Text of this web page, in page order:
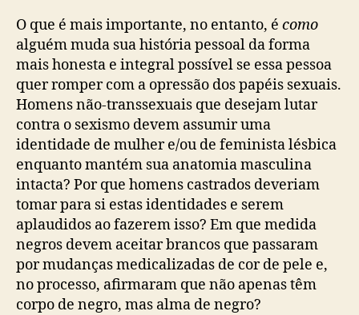
O que é mais importante, no entanto, é como
alguém muda sua história pessoal da forma
mais honesta e integral possível se essa pessoa
quer romper com a opressão dos papéis sexuais.
Homens não-transsexuais que desejam lutar
contra o sexismo devem assumir uma
identidade de mulher e/ou de feminista lésbica
enquanto mantém sua anatomia masculina
intacta? Por que homens castrados deveriam
tomar para si estas identidades e serem
aplaudidos ao fazerem isso? Em que medida
negros devem aceitar brancos que passaram
por mudanças medicalizadas de cor de pele e,
no processo, afirmaram que não apenas têm
corpo de negro, mas alma de negro?